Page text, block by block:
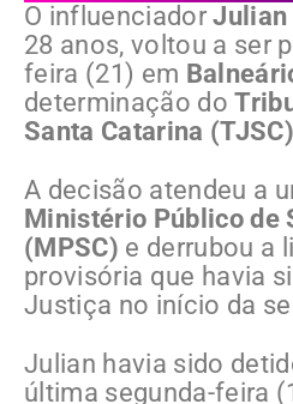
O influenciadorJulian
28 anos, voltou a ser
feira (21) em
determinação do
Santa Catarina (TJSC)
A decisão atendeu a
Ministério Público de
(MPSC) e derrubou a
provisória que havia
Justiça no início da
Julian havia sido
última segunda-feira